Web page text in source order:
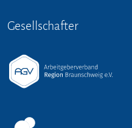
Gesellschafter